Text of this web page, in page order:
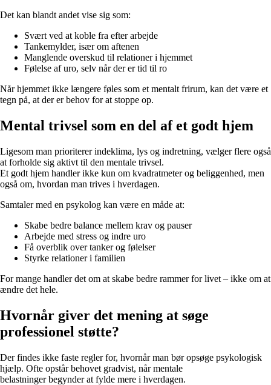
Det kan blandt andet vise sig som:
Svært ved at koble fra efter arbejde
Tankemylder, især om aftenen
Manglende overskud til relationer i hjemmet
Følelse af uro, selv når der er tid til ro
Når hjemmet ikke længere føles som et mentalt frirum, kan det være et
tegn på, at der er behov for at stoppe op.
Mental trivsel som en del af et godt hjem
Ligesom man prioriterer indeklima, lys og indretning, vælger flere også
at forholde sig aktivt til den mentale trivsel.
Et godt hjem handler ikke kun om kvadratmeter og beliggenhed, men
også om, hvordan man trives i hverdagen.
Samtaler med en psykolog kan være en måde at:
Skabe bedre balance mellem krav og pauser
Arbejde med stress og indre uro
Få overblik over tanker og følelser
Styrke relationer i familien
For mange handler det om at skabe bedre rammer for livet – ikke om at
ændre det hele.
Hvornår giver det mening at søge
professionel støtte?
Der findes ikke faste regler for, hvornår man bør opsøge psykologisk
hjælp. Ofte opstår behovet gradvist, når mentale
belastninger begynder at fylde mere i hverdagen.